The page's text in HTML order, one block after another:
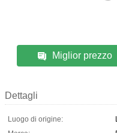
Miglior prezzo
Dettagli
Luogo di origine: